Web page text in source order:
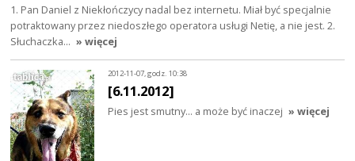
1. Pan Daniel z Niekłończycy nadal bez internetu. Miał być specjalnie
potraktowany przez niedoszłego operatora usługi Netię, a nie jest. 2.
Słuchaczka… » więcej
2012-11-07, godz. 10:38
[6.11.2012]
Pies jest smutny... a może być inaczej » więcej